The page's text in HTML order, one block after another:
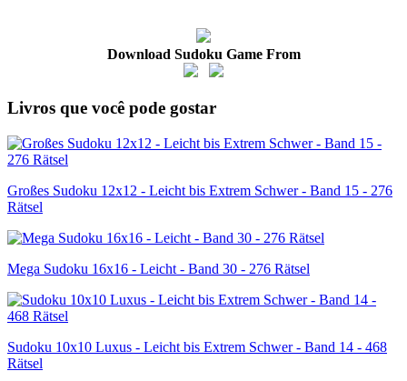
Download Sudoku Game From
Livros que você pode gostar
Großes Sudoku 12x12 - Leicht bis Extrem Schwer - Band 15 - 276
Rätsel
Mega Sudoku 16x16 - Leicht - Band 30 - 276 Rätsel
Sudoku 10x10 Luxus - Leicht bis Extrem Schwer - Band 14 - 468
Rätsel